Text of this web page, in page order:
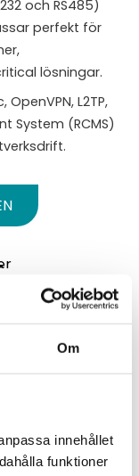
Om
innehållet
funktioner
och RS485)
perfekt för
lösningar.
L2TP,
System (RCMS)
Video